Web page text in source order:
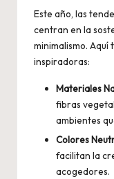
Este año, las
centran en la
minimalismo.
inspiradoras:
Materiales
fibras
ambientes
Colores
facilitan la
acogedores.